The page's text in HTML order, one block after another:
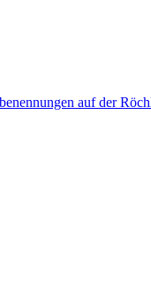
auf der